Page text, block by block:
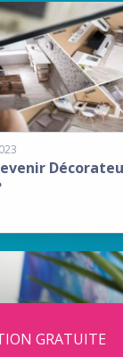
GRATUITE